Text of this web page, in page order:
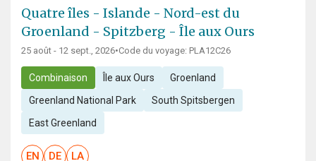
Quatre îles - Islande - Nord-est du
Groenland - Spitzberg - Île aux Ours
25 août - 12 sept., 2026•Code du voyage: PLA12C26
Combinaison Île aux Ours Groenland
Greenland National Park South Spitsbergen
East Greenland
EN DE LA